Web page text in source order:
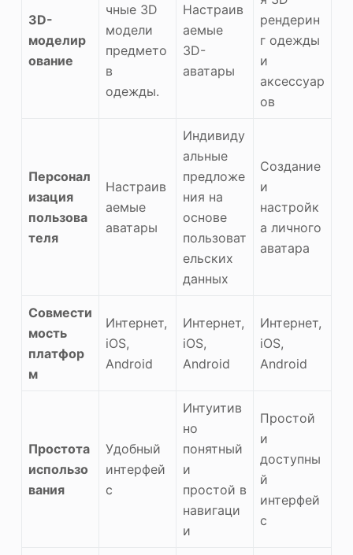
3D-
моделир
ование
чные 3D
модели
предмето
в
одежды.
Настраив
аемые
3D-
аватары
рендерин
г одежды
и
аксессуар
ов
Персонал
изация
пользова
теля
Настраив
аемые
аватары
Индивиду
альные
предложе
ния на
основе
пользоват
ельских
данных
Создание
и
настройк
а личного
аватара
Совмести
мость
платфор
м
Интернет,
iOS,
Android
Интернет,
iOS,
Android
Интернет,
iOS,
Android
Простота
использо
вания
Удобный
интерфей
с
Интуитив
но
понятный
и
простой в
навигаци
и
Простой
и
доступны
й
интерфей
с